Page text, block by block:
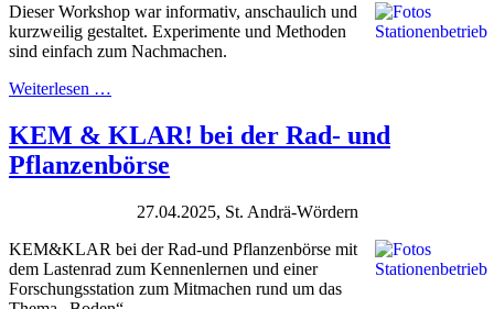
Dieser Workshop war informativ, anschaulich und
kurzweilig gestaltet. Experimente und Methoden
sind einfach zum Nachmachen.
Weiterlesen …
KEM & KLAR! bei der Rad- und
Pflanzenbörse
27.04.2025, St. Andrä-Wördern
KEM&KLAR bei der Rad-und Pflanzenbörse mit
dem Lastenrad zum Kennenlernen und einer
Forschungsstation zum Mitmachen rund um das